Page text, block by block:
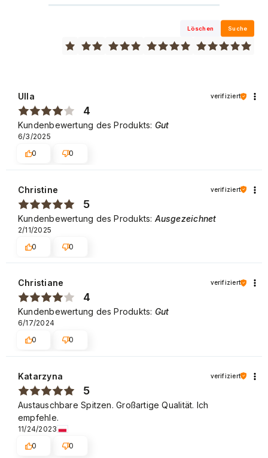
Löschen Suche
Ulla verifiziert
4
Kundenbewertung des Produkts: Gut
6/3/2025
0
0
Christine verifiziert
5
Kundenbewertung des Produkts: Ausgezeichnet
2/11/2025
0
0
Christiane verifiziert
4
Kundenbewertung des Produkts: Gut
6/17/2024
0
0
Katarzyna verifiziert
5
Austauschbare Spitzen. Großartige Qualität. Ich
empfehle.
11/24/2023
0
0